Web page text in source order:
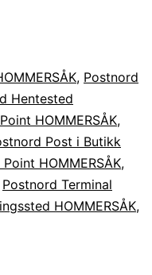
, Postnord
Hentested
HOMMERSÅK,
Post i Butikk
HOMMERSÅK,
Postnord Terminal
HOMMERSÅK,